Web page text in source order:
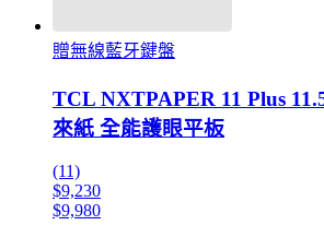
贈無線藍牙鍵盤
TCL NXTPAPER 11 Plus
來紙 全能護眼平板
(11)
$9,230
$9,980